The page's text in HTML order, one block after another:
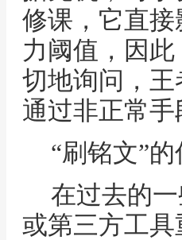
修课，它直
力阈值，因
切地询问，
通过非正常
“刷铭文”
在过去的
或第三方工